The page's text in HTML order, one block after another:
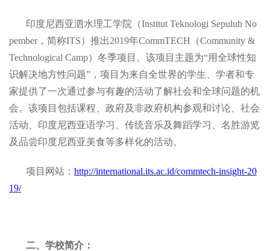
印度尼西亚泗水理工学院（Institut Teknologi Sepuluh No
pember，简称ITS）推出2019年CommTECH（Community &
Technological Camp）冬季项目。该项目主题为“用全球性知
识解决地方性问题”，项目为来自全世界的学生、学者和专
家提供了一次通过参与有趣的活动了解社会和全球问题的机
会。该项目包括课程、政府及非政府机构参观和讨论、社会
活动、印度尼西亚语学习、传统音乐及舞蹈学习、名胜游览
及品尝印度尼西亚美食等多样化的活动。
项目网站： http://international.its.ac.id/commtech-insight-20
19/
二、学校简介：